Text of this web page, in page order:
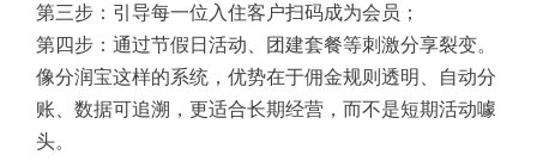
第三步：引导每一位入住客户扫码成为会员；
第四步：通过节假日活动、团建套餐等刺激分享裂变。
像分润宝这样的系统，优势在于佣金规则透明、自动分
账、数据可追溯，更适合长期经营，而不是短期活动噱
头。